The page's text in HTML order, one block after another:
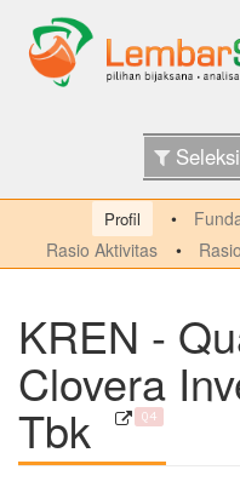
Seleksi
Profil
Rasio Aktivitas
KREN -
Clovera
Tbk Q4